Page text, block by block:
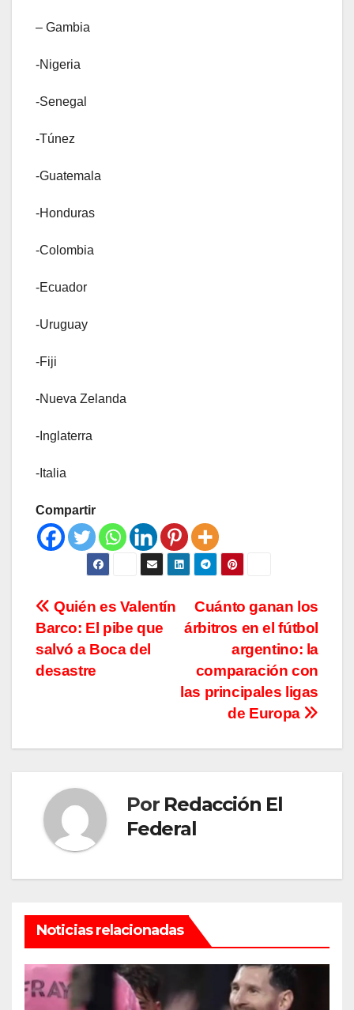
– Gambia
-Nigeria
-Senegal
-Túnez
-Guatemala
-Honduras
-Colombia
-Ecuador
-Uruguay
-Fiji
-Nueva Zelanda
-Inglaterra
-Italia
Compartir
Navegación
de
entradas
Cuánto ganan los
árbitros en el fútbol
argentino: la
comparación con
las principales ligas
de Europa
Quién es Valentín
Barco: El pibe que
salvó a Boca del
desastre
Por Redacción El
Federal
Noticias relacionadas